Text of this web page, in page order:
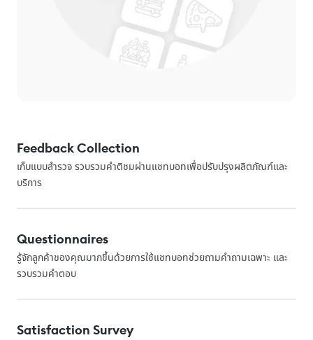
Feedback Collection
เก็บแบบสำรวจ รวบรวมคำติชมผ่านแชทบอทเพื่อปรับปรุงผลิตภัณฑ์และ
บริการ
Questionnaires
รู้จักลูกค้าของคุณมากขึ้นด้วยการใช้แชทบอทช่วยถามคำถามเฉพาะ และ
รวบรวมคำตอบ
Satisfaction Survey